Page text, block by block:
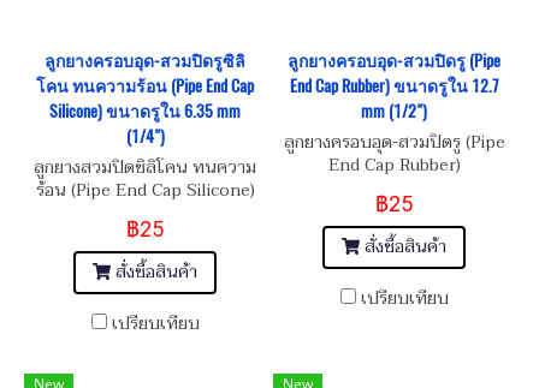
ลูกยางครอบอุด-สวมปิดรูซิลิ
โคน ทนความร้อน (Pipe End Cap
Silicone) ขนาดรูใน 6.35 mm
(1/4")
ลูกยางสวมปิดซิลิโคน ทนความ
ร้อน (Pipe End Cap Silicone)
฿25
สั่งซื้อสินค้า
เปรียบเทียบ
ลูกยางครอบอุด-สวมปิดรู (Pipe
End Cap Rubber) ขนาดรูใน 12.7
mm (1/2")
ลูกยางครอบอุด-สวมปิดรู (Pipe
End Cap Rubber)
฿25
สั่งซื้อสินค้า
เปรียบเทียบ
New New